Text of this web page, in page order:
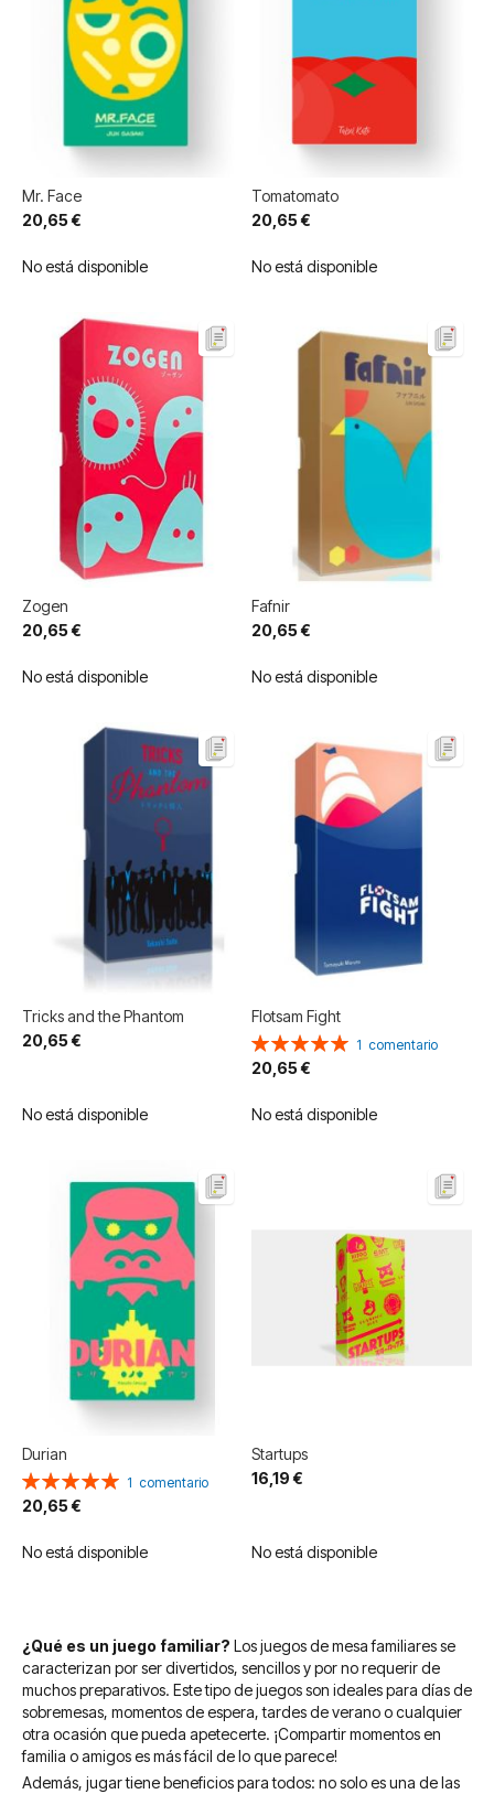
Mr. Face
20,65 €
No está disponible
Tomatomato
20,65 €
No está disponible
Zogen
20,65 €
No está disponible
Fafnir
20,65 €
No está disponible
Tricks and the Phantom
20,65 €
No está disponible
Flotsam Fight
Valoración:
100%
1 comentario
20,65 €
No está disponible
Durian
Valoración:
100%
1 comentario
20,65 €
No está disponible
Startups
16,19 €
No está disponible
¿Qué es un juego familiar? Los juegos de mesa familiares se
caracterizan por ser divertidos, sencillos y por no requerir de
muchos preparativos. Este tipo de juegos son ideales para días de
sobremesas, momentos de espera, tardes de verano o cualquier
otra ocasión que pueda apetecerte. ¡Compartir momentos en
familia o amigos es más fácil de lo que parece!
Además, jugar tiene beneficios para todos: no solo es una de las